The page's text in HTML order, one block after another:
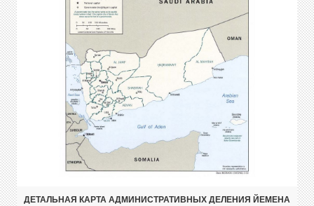
ДЕТАЛЬНАЯ КАРТА АДМИНИСТРАТИВНЫХ ДЕЛЕНИЯ ЙЕМЕНА